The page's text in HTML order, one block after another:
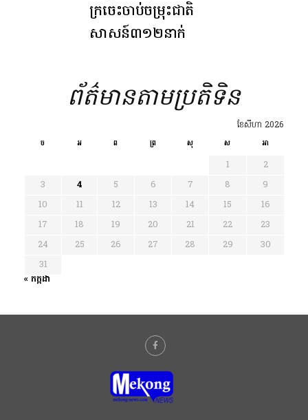
ក្រចេះចាប់ចម្រុះជាតិ
សាសន៍៣១២នាក់
ព័ត៌មានតាមប្រតិទិន
ខែ​សីហា 2026
ច អ ព ព្រ សុ ស អា
1
2
3
4 5 6 7 8
9
10
11 12 13 14 15
16
17
18 19 20 21 22
23
24
25 26 27 28 29
30
31
« កក្កដា